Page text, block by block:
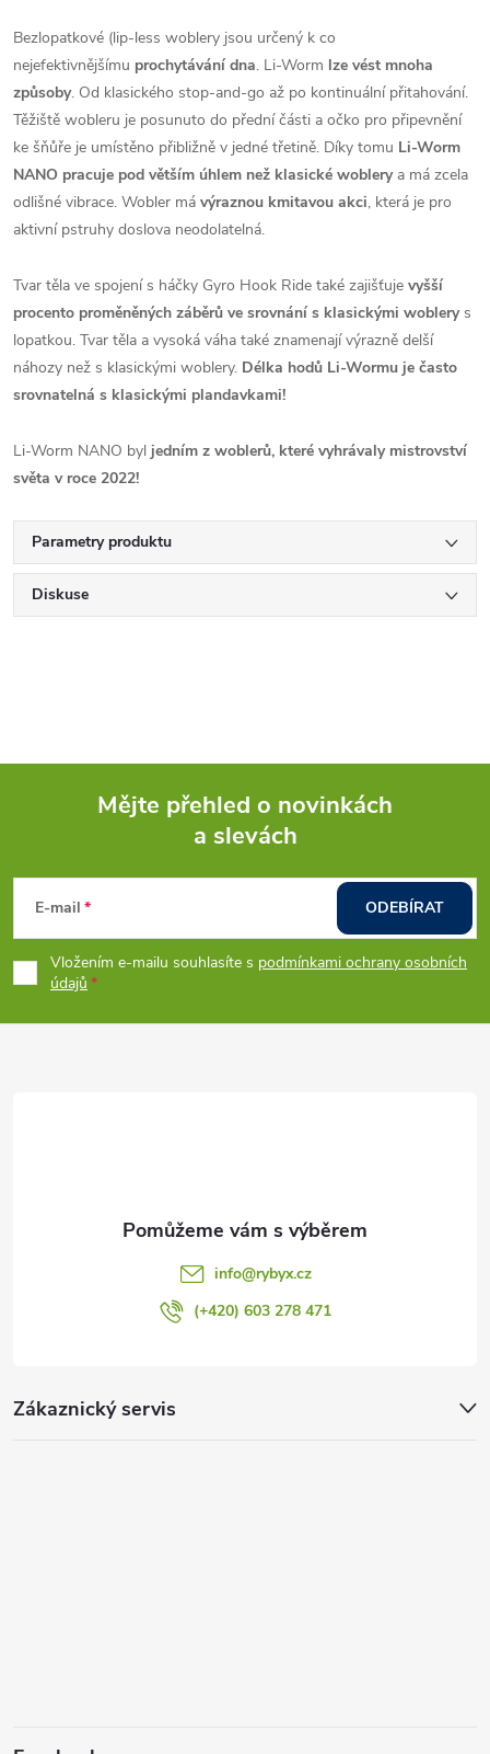
Bezlopatkové (lip-less woblery jsou určený k co
nejefektivnějšímu prochytávání dna. Li-Worm lze vést mnoha
způsoby. Od klasického stop-and-go až po kontinuální přitahování.
Těžiště wobleru je posunuto do přední části a očko pro připevnění
ke šňůře je umístěno přibližně v jedné třetině. Díky tomu Li-Worm
NANO pracuje pod větším úhlem než klasické woblerya má zcela
odlišné vibrace. Wobler má výraznou kmitavou akci, která je pro
aktivní pstruhy doslova neodolatelná.
Tvar těla ve spojení s háčky Gyro Hook Ride také zajišťuje vyšší
procento proměněných záběrů ve srovnání s klasickými woblerys
lopatkou. Tvar těla a vysoká váha také znamenají výrazně delší
náhozy než s klasickými woblery. Délka hodů Li-Wormu je často
srovnatelná s klasickými plandavkami!
Li-Worm NANO byl jedním z woblerů, které vyhrávaly mistrovství
světa v roce 2022!
Parametry produktu
Diskuse
p
a
Mějte přehled o novinkách
a slevách
E-mail
Vložením e-mailu souhlasíte s podmínkami ochrany osobních
údajů
ODEBÍRAT
Zákaznický servis
info@rybyx.cz
(+420) 603 278 471